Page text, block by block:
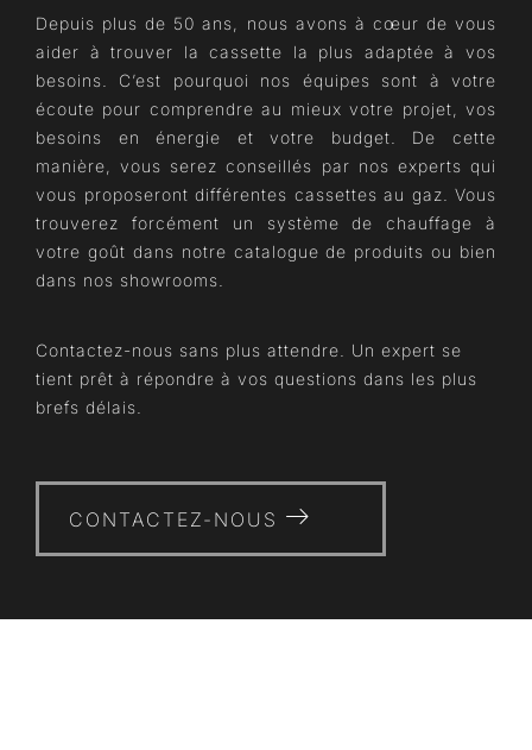
Depuis plus de 50 ans, nous avons à cœur de vous
aider à trouver la cassette la plus adaptée à vos
besoins. C’est pourquoi nos équipes sont à votre
écoute pour comprendre au mieux votre projet, vos
besoins en énergie et votre budget. De cette
manière, vous serez conseillés par nos experts qui
vous proposeront différentes cassettes au gaz. Vous
trouverez forcément un système de chauffage à
votre goût dans notre catalogue de produits ou bien
dans nos showrooms.
Contactez-nous sans plus attendre. Un expert se
tient prêt à répondre à vos questions dans les plus
brefs délais.
CONTACTEZ-NOUS